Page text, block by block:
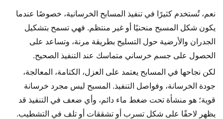
نعم، تُستخدم كثيرًا في تنفيذ المسابح الخرسانية، خصوصًا عندما
يكون شكل المسبح منحنيًا أو غير منتظم. فهي تسمح بتشكيل
الجدران والأرضية حول التسليح بطريقة مرنة، وتساعد على
الحصول على جسم خرساني متماسك عند التنفيذ الصحيح.
لكن نجاحها في المسابح يعتمد على العزل، الكتامة، المعالجة،
جودة الخرسانة، وفواصل التنفيذ. المسبح ليس مجرد خرسانة
قوية؛ هو منشأة تحت ضغط ماء دائم، وأي ضعف في التنفيذ قد
يظهر لاحقًا على شكل تسرب أو تشققات أو تلف في التشطيب.